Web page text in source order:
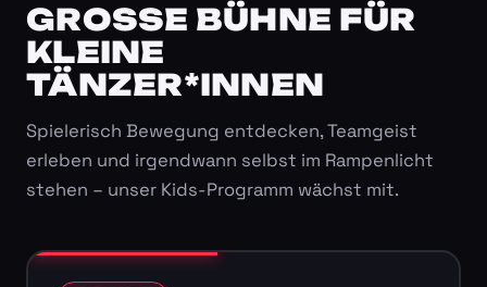
GROSSE BÜHNE FÜR K
LEINE T
ÄNZER*INNEN
Spielerisch Bewegung entdecken, Teamgeist
erleben und irgendwann selbst im Rampenlicht
stehen – unser Kids-Programm wächst mit.